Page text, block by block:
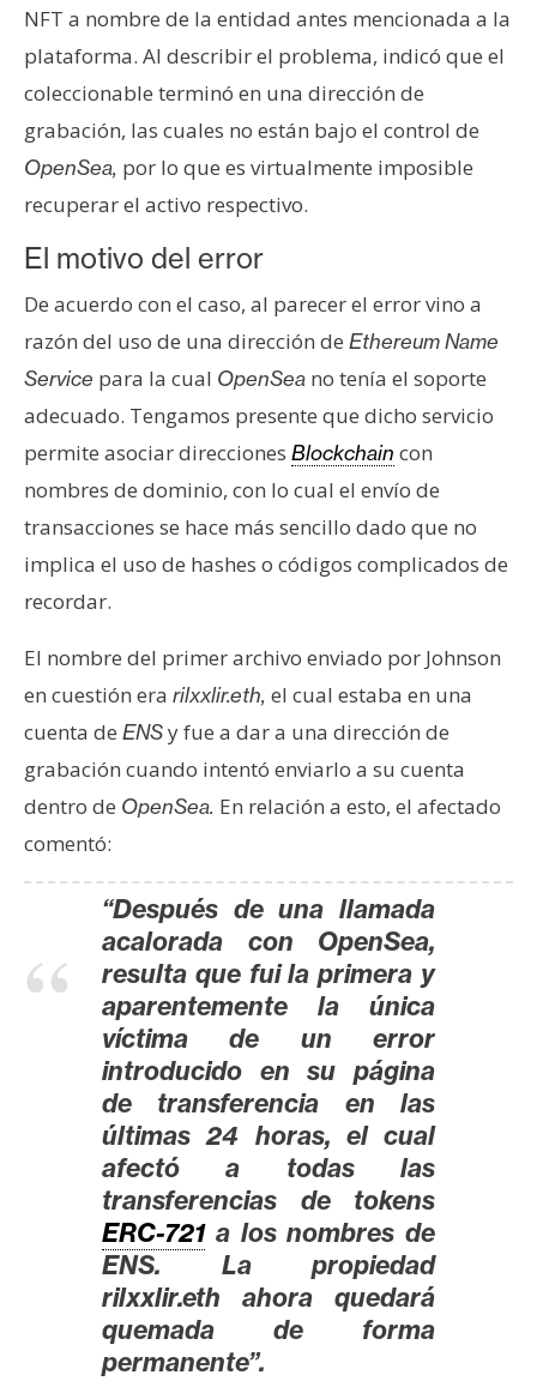
A
n
á
l
s
i
s
o
t
a
s
e
P
r
n
s
T
e
a
R
C
NFT a nombre de la entidad antes mencionada a la
plataforma. Al describir el problema, indicó que el
coleccionable terminó en una dirección de
grabación, las cuales no están bajo el control de
OpenSea, por lo que es virtualmente imposible
recuperar el activo respectivo.
El motivo del error
De acuerdo con el caso, al parecer el error vino a
razón del uso de una dirección de Ethereum Name
Service para la cual OpenSea no tenía el soporte
adecuado. Tengamos presente que dicho servicio
permite asociar direcciones Blockchain con
nombres de dominio, con lo cual el envío de
transacciones se hace más sencillo dado que no
implica el uso de hashes o códigos complicados de
recordar.
El nombre del primer archivo enviado por Johnson
en cuestión era rilxxlir.eth, el cual estaba en una
cuenta de ENSy fue a dar a una dirección de
grabación cuando intentó enviarlo a su cuenta
dentro de OpenSea. En relación a esto, el afectado
comentó:
“Después de una llamada
acalorada con OpenSea,
resulta que fui la primera y
aparentemente la única
víctima de un error
introducido en su página
de transferencia en las
últimas 24 horas, el cual
afectó a todas las
transferencias de tokens
ERC-721a los nombres de
ENS. La propiedad
rilxxlir.eth ahora quedará
quemada de forma
permanente”.